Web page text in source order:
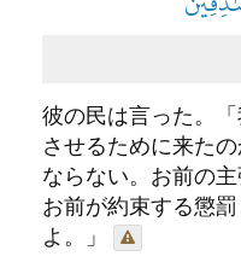
彼の民は言った。
させるために来た
ならない。お前の
お前が約束する懲
よ。」